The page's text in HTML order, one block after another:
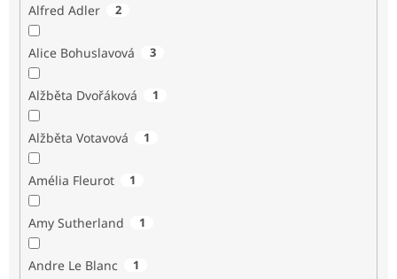
Alfred Adler 2
Alice Bohuslavová 3
Alžběta Dvořáková 1
Alžběta Votavová 1
Amélia Fleurot 1
Amy Sutherland 1
Andre Le Blanc 1